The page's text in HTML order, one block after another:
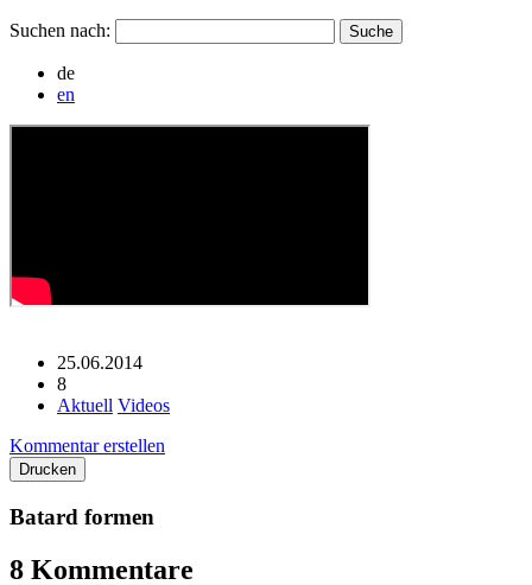
Suchen nach:
de
en
25.06.2014
8
Aktuell Videos
Kommentar erstellen
Drucken
Batard formen
8 Kommentare